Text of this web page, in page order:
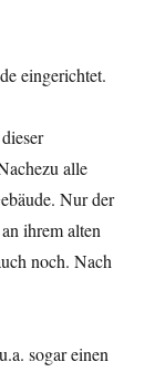
eingerichtet.
alle
Nur der
ihrem alten
noch. Nach
sogar einen